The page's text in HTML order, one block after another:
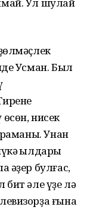
Усман. Был
өсөн, нисек
Унан
ҡылдары
әҙер булғас,
әле үҙе лә
ғына